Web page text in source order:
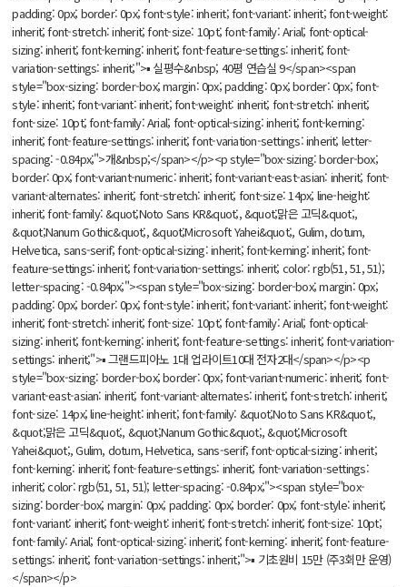
padding: 0px; border: 0px; font-style: inherit; font-variant: inherit; font-weight:
inherit; font-stretch: inherit; font-size: 10pt; font-family: Arial; font-optical-
sizing: inherit; font-kerning: inherit; font-feature-settings: inherit; font-
variation-settings: inherit;">▪ 실평수&nbsp; 40평 연습실 9</span><span
style="box-sizing: border-box; margin: 0px; padding: 0px; border: 0px; font-
style: inherit; font-variant: inherit; font-weight: inherit; font-stretch: inherit;
font-size: 10pt; font-family: Arial; font-optical-sizing: inherit; font-kerning:
inherit; font-feature-settings: inherit; font-variation-settings: inherit; letter-
spacing: -0.84px;">개&nbsp;</span></p><p style="box-sizing: border-box;
border: 0px; font-variant-numeric: inherit; font-variant-east-asian: inherit; font-
variant-alternates: inherit; font-stretch: inherit; font-size: 14px; line-height:
inherit; font-family: &quot;Noto Sans KR&quot;, &quot;맑은 고딕&quot;,
&quot;Nanum Gothic&quot;, &quot;Microsoft Yahei&quot;, Gulim, dotum,
Helvetica, sans-serif; font-optical-sizing: inherit; font-kerning: inherit; font-
feature-settings: inherit; font-variation-settings: inherit; color: rgb(51, 51, 51);
letter-spacing: -0.84px;"><span style="box-sizing: border-box; margin: 0px;
padding: 0px; border: 0px; font-style: inherit; font-variant: inherit; font-weight:
inherit; font-stretch: inherit; font-size: 10pt; font-family: Arial; font-optical-
sizing: inherit; font-kerning: inherit; font-feature-settings: inherit; font-variation-
settings: inherit;">▪ 그랜드피아노 1대 업라이트10대 전자2대</span></p><p
style="box-sizing: border-box; border: 0px; font-variant-numeric: inherit; font-
variant-east-asian: inherit; font-variant-alternates: inherit; font-stretch: inherit;
font-size: 14px; line-height: inherit; font-family: &quot;Noto Sans KR&quot;,
&quot;맑은 고딕&quot;, &quot;Nanum Gothic&quot;, &quot;Microsoft
Yahei&quot;, Gulim, dotum, Helvetica, sans-serif; font-optical-sizing: inherit;
font-kerning: inherit; font-feature-settings: inherit; font-variation-settings:
inherit; color: rgb(51, 51, 51); letter-spacing: -0.84px;"><span style="box-
sizing: border-box; margin: 0px; padding: 0px; border: 0px; font-style: inherit;
font-variant: inherit; font-weight: inherit; font-stretch: inherit; font-size: 10pt;
font-family: Arial; font-optical-sizing: inherit; font-kerning: inherit; font-feature-
settings: inherit; font-variation-settings: inherit;">▪ 기초원비 15만 (주3회만 운영)
</span></p>